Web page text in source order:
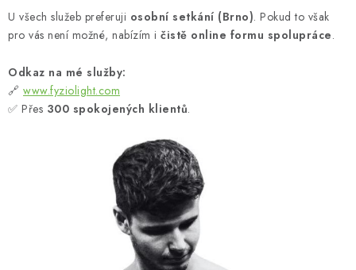
U všech služeb preferuji osobní setkání (Brno). Pokud to však
pro vás není možné, nabízím i čistě online formu spolupráce.
Odkaz na mé služby:
🔗 www.fyziolight.com
✅ Přes 300 spokojených klientů.